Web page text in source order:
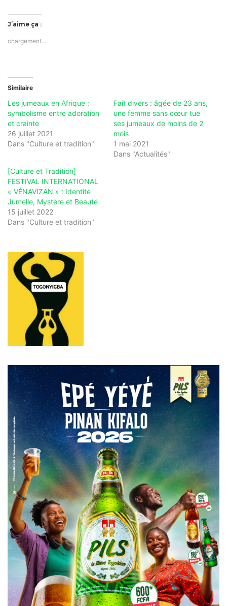
J’aime ça :
chargement…
Similaire
Les jumeaux en Afrique :
symbolisme entre adoration
et crainte
26 juillet 2021
Dans "Culture et tradition"
Fait divers : âgée de 23 ans,
une femme sans cœur tue
ses jumeaux de moins de 2
mois
1 mai 2021
Dans "Actualités"
[Culture et Tradition]
FESTIVAL INTERNATIONAL
« VÉNAVIZAN » : Identité
Jumelle, Mystère et Beauté
15 juillet 2022
Dans "Culture et tradition"